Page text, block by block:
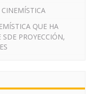
QUE HA
PROYECCIÓN,